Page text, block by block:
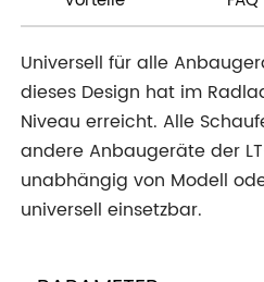
Universell für alle
dieses Design hat im
Niveau erreicht. Alle
andere Anbaugeräte der
unabhängig von Modell
universell einsetzbar.